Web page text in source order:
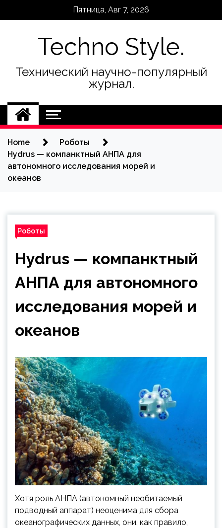
Пятница, Авг 7, 2026
Techno Style.
Технический научно-популярный
журнал.
Home
Роботы
Hydrus — компанктный АНПА для
автономного исследования морей и
океанов
Роботы
Hydrus — компанктный
АНПА для автономного
исследования морей и
океанов
Хотя роль АНПА (автономный необитаемый
подводный аппарат) неоценима для сбора
океанографических данных, они, как правило,